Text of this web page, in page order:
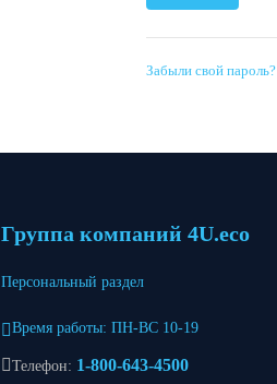
Забыли свой пароль?
Группа компаний 4U.eco
Персональный раздел
Время работы: ПН-ВС 10-19
Телефон: 1-800-643-4500